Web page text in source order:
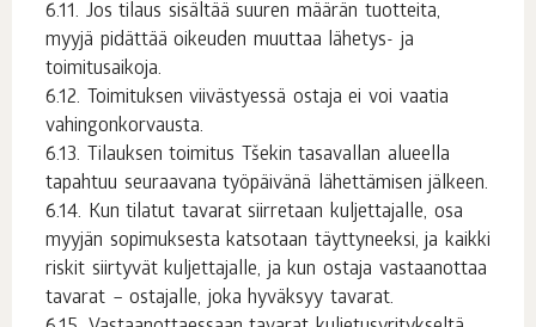
Jos tilaus sisältää suuren määrän tuotteita,
myyjä pidättää oikeuden muuttaa lähetys- ja
toimitusaikoja.
Toimituksen viivästyessä ostaja ei voi vaatia
vahingonkorvausta.
Tilauksen toimitus Tšekin tasavallan alueella
tapahtuu seuraavana työpäivänä lähettämisen jälkeen.
Kun tilatut tavarat siirretaan kuljettajalle, osa
myyjän sopimuksesta katsotaan täyttyneeksi, ja kaikki
riskit siirtyvät kuljettajalle, ja kun ostaja vastaanottaa
tavarat – ostajalle, joka hyväksyy tavarat.